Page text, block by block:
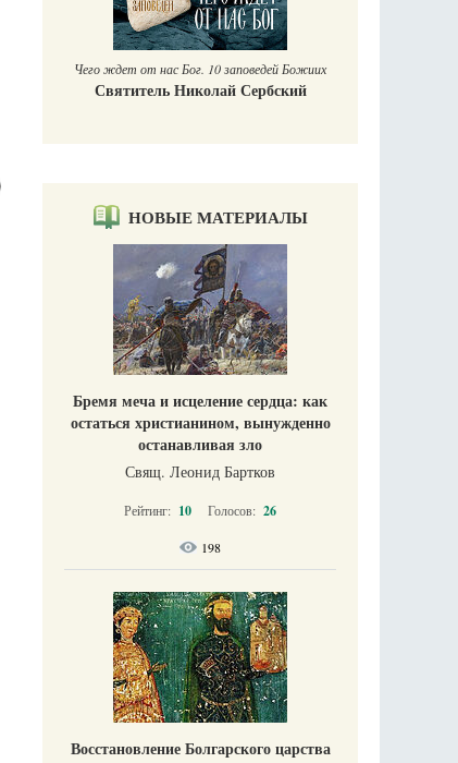
Чего ждет от нас Бог. 10 заповедей Божиих
Святитель Николай Сербский
НОВЫЕ МАТЕРИАЛЫ
Бремя меча и исцеление сердца: как
остаться христианином, вынужденно
останавливая зло
Свящ. Леонид Бартков
Рейтинг: 10 Голосов: 26
198
Восстановление Болгарского царства